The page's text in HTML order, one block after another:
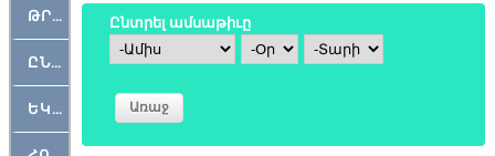
ԹՐՔԱՀԱՅ ԿԵԱՆՔ
ԸՆԿԵՐԱՄՇԱԿՈՒԹԱՅԻՆ
ԵԿԵՂԵՑԱԿԱՆ
Ընտրել ամսաթիւը
Ամիս
Օր Տարի